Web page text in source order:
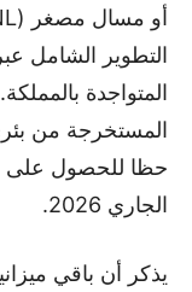
التطوير الشامل
المتواجدة
حظا للحصول على
الجاري 2026.
يذكر أن باقي